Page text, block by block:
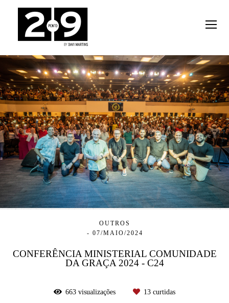
OUTROS
07/MAIO/2024
CONFERÊNCIA MINISTERIAL COMUNIDADE
DA GRAÇA 2024 - C24
663 visualizações 13 curtidas